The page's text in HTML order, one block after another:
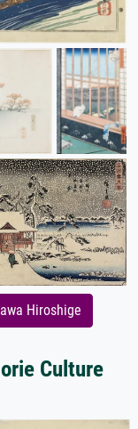
Hiroshige
Culture